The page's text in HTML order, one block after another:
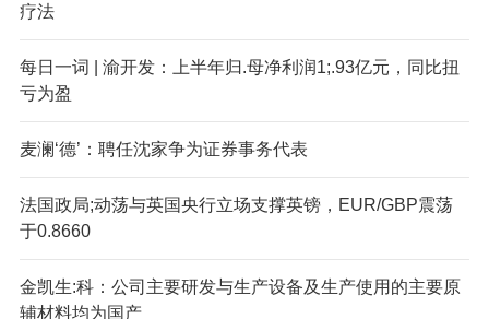
疗法
每日一词 | 渝开发：上半年归.母净利润1;.93亿元，同比扭
亏为盈
麦澜‘德’：聘任沈家争为证券事务代表
法国政局;动荡与英国央行立场支撑英镑，EUR/GBP震荡
于0.8660
金凯生:科：公司主要研发与生产设备及生产使用的主要原
辅材料均为国产